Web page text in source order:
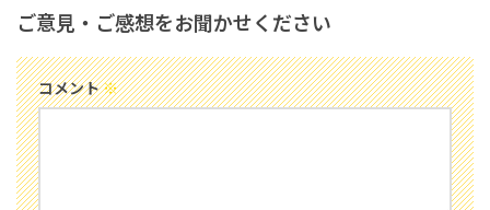
ご意見・ご感想をお聞かせください
コメント※